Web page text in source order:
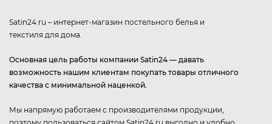
Satin24.ru – интернет-магазин постельного белья и
текстиля для дома.
Основная цель работы компании Satin24 — давать
возможность нашим клиентам покупать товары отличного
качества с минимальной наценкой.
Мы напрямую работаем с производителями продукции,